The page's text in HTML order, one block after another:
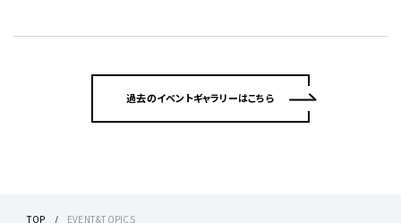
過去のイベントギャラリーはこちら
TOP EVENT&TOPICS